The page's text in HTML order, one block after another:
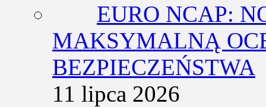
EURO NCAP:
MAKSYMALNĄ
BEZPIECZEŃSTWA
11 lipca 2026